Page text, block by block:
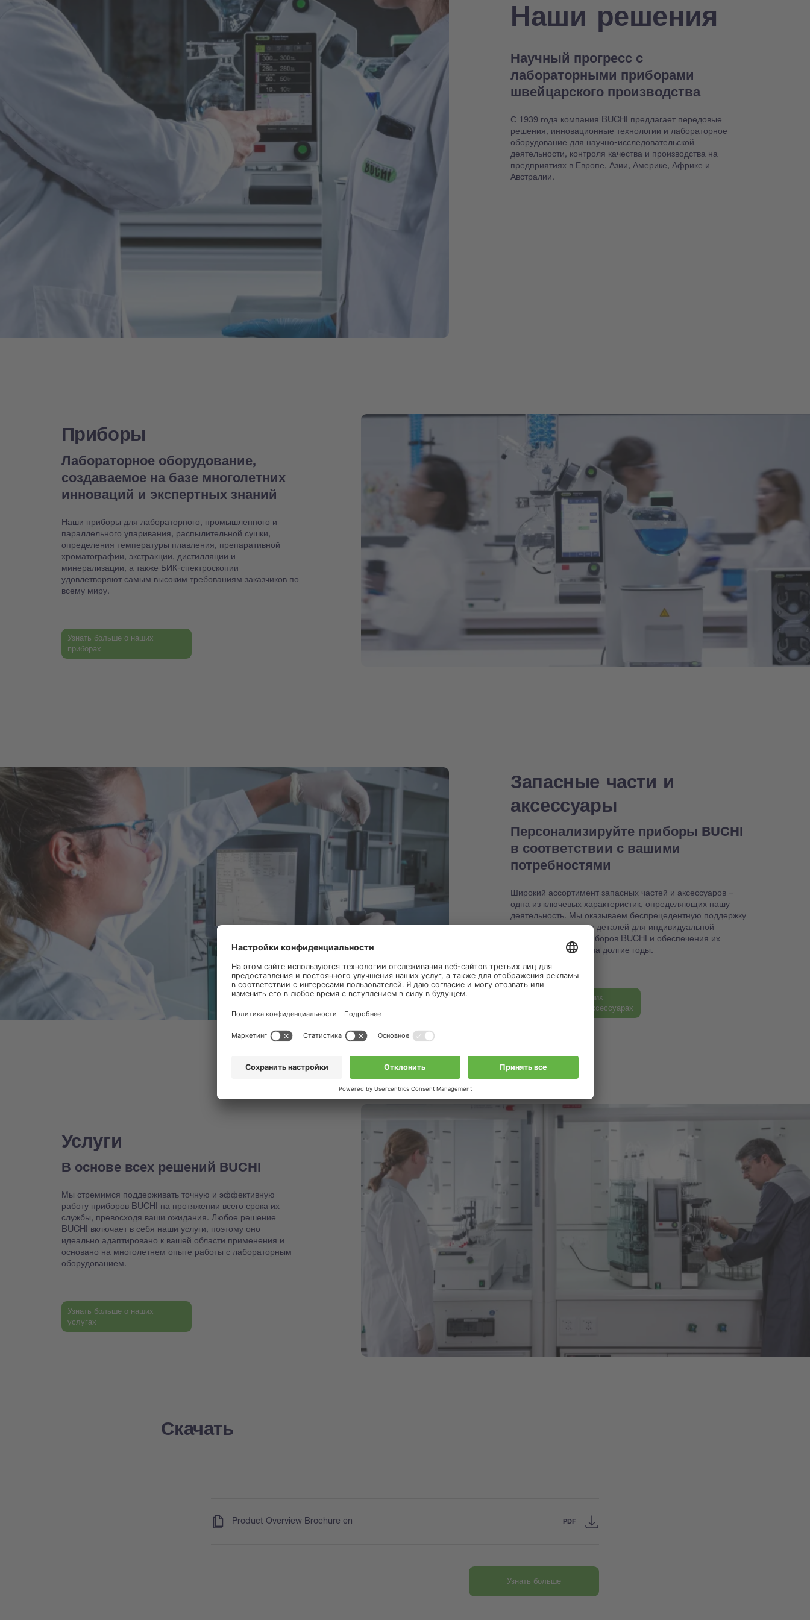
Наши решения
Научный прогресс с
лабораторными приборами
швейцарского производства
С 1939 года компания BUCHI предлагает передовые
решения, инновационные технологии и лабораторное
оборудование для научно-исследовательской
деятельности, контроля качества и производства на
предприятиях в Европе, Азии, Америке, Африке и
Австралии.
Приборы
Лабораторное оборудование,
создаваемое на базе многолетних
инноваций и экспертных знаний
Наши приборы для лабораторного, промышленного и
параллельного упаривания, распылительной сушки,
определения температуры плавления, препаративной
хроматографии, экстракции, дистилляции и
минерализации, а также БИК-спектроскопии
удовлетворяют самым высоким требованиям заказчиков по
всему миру.
Узнать больше о наших
приборах
Запасные части и
аксессуары
Персонализируйте приборы BUCHI
в соответствии с вашими
потребностями
Широкий ассортимент запасных частей и аксессуаров –
одна из ключевых характеристик, определяющих нашу
деятельность. Мы оказываем беспрецедентную поддержку
в поиске правильных деталей для индивидуальной
настройки ваших приборов BUCHI и обеспечения их
работоспособности на долгие годы.
Узнать больше о наших
запасных частях и аксессуарах
Услуги
В основе всех решений BUCHI
Мы стремимся поддерживать точную и эффективную
работу приборов BUCHI на протяжении всего срока их
службы, превосходя ваши ожидания. Любое решение
BUCHI включает в себя наши услуги, поэтому оно
идеально адаптировано к вашей области применения и
основано на многолетнем опыте работы с лабораторным
оборудованием.
Узнать больше о наших
услугах
Скачать
Product Overview Brochure en PDF
Узнать больше